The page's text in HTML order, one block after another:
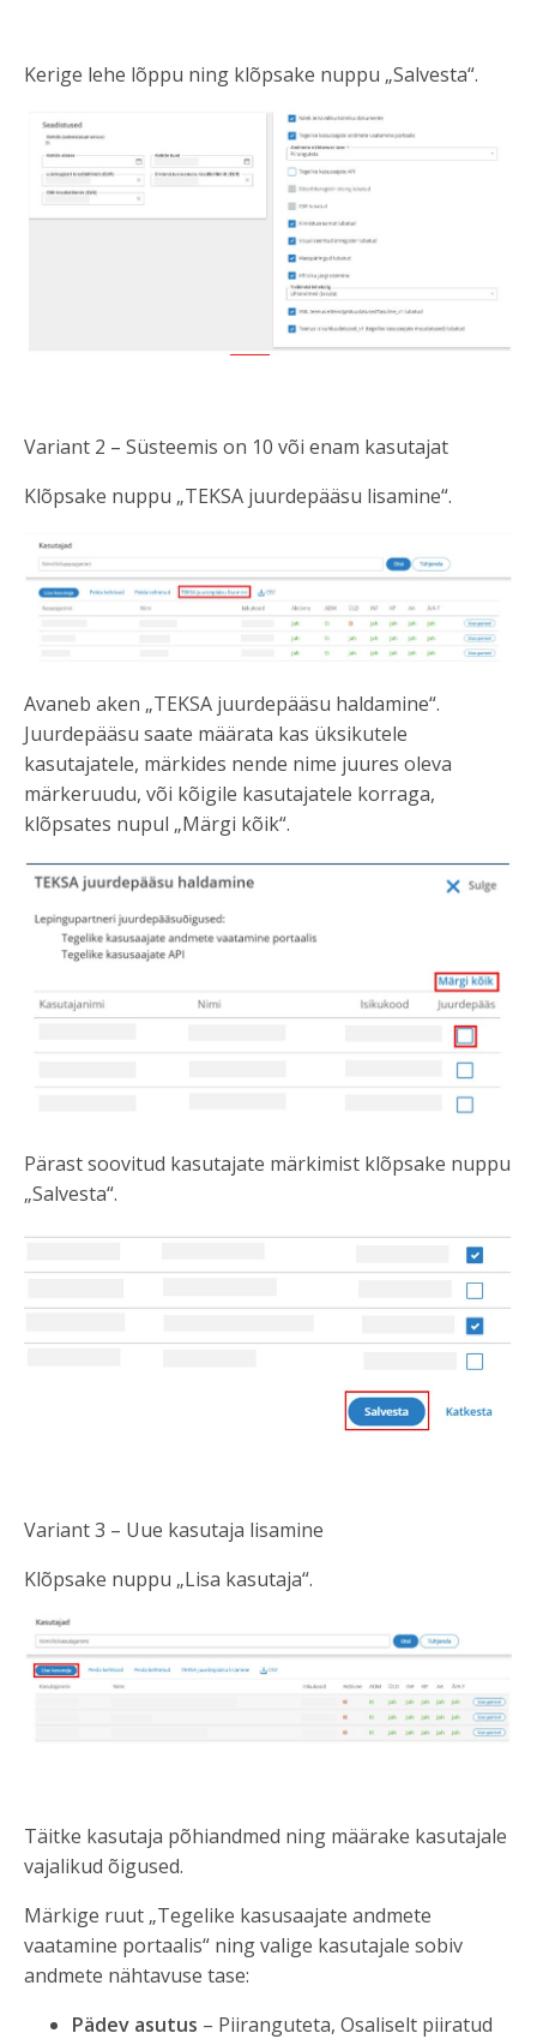
Kerige lehe lõppu ning klõpsake nuppu „Salvesta“.
Variant 2 – Süsteemis on 10 või enam kasutajat
Klõpsake nuppu „TEKSA juurdepääsu lisamine“.
Avaneb aken „TEKSA juurdepääsu haldamine“.
Juurdepääsu saate määrata kas üksikutele
kasutajatele, märkides nende nime juures oleva
märkeruudu, või kõigile kasutajatele korraga,
klõpsates nupul „Märgi kõik“.
Pärast soovitud kasutajate märkimist klõpsake nuppu
„Salvesta“.
Variant 3 – Uue kasutaja lisamine
Klõpsake nuppu „Lisa kasutaja“.
Täitke kasutaja põhiandmed ning määrake kasutajale
vajalikud õigused.
Märkige ruut „Tegelike kasusaajate andmete
vaatamine portaalis“ ning valige kasutajale sobiv
andmete nähtavuse tase:
Pädev asutus – Piiranguteta, Osaliselt piiratud